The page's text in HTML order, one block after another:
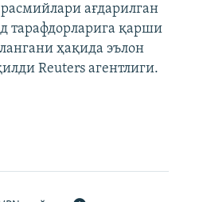
ағдарилган
тарафдорларига қарши
ҳақида эълон
Reuters агентлиги.